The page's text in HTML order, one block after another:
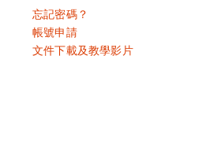
忘記密碼？
帳號申請
文件下載及教學影片